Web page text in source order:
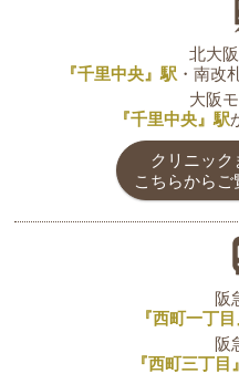
北大
『千里中央』駅 ・南改
大阪
『千里中央』駅
クリニック
こちらから
阪
『西町一丁目
阪
『西町三丁目』